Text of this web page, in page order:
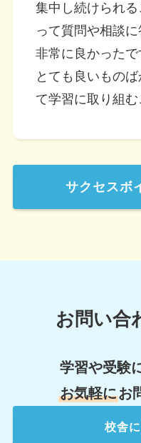
集中し続けられ
って質問や相談
非常に良かった
とても良いもの
て学習に取り組む
サクセスボ
お問い合
学習や受験
お気軽にお
校舎